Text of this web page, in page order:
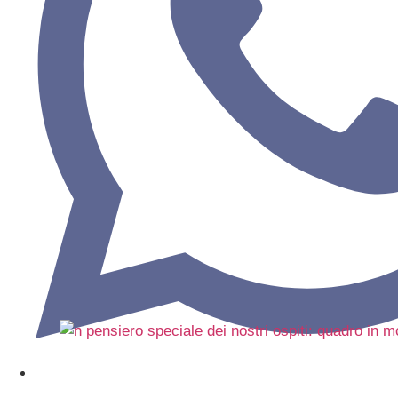
5 Juni 2026
Mehr lesen